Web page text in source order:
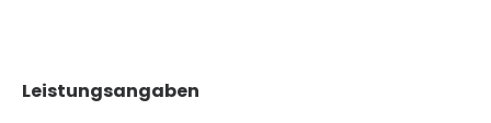
Leistungsangaben